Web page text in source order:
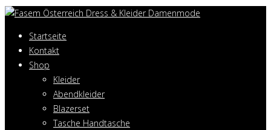
Startseite
Kontakt
Shop
Kleider
Abendkleider
Blazerset
Tasche Handtasche